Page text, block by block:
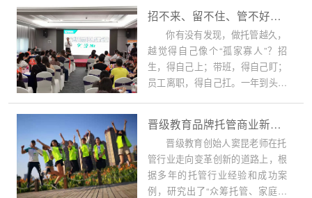
招不来、留不住、管不好——团队，是托管机构最大的死穴
你有没有发现，做托管越久，
越觉得自己像个“孤家寡人”？招
生，得自己上；带班，得自己盯；
员工离职，得自己扛。一年到头，
晋级教育品牌托管商业新模式课程即将来袭！
晋级教育创始人窦昆老师在托
管行业走向变革创新的道路上，根
据多年的托管行业经验和成功案
例，研究出了“众筹托管、家庭托